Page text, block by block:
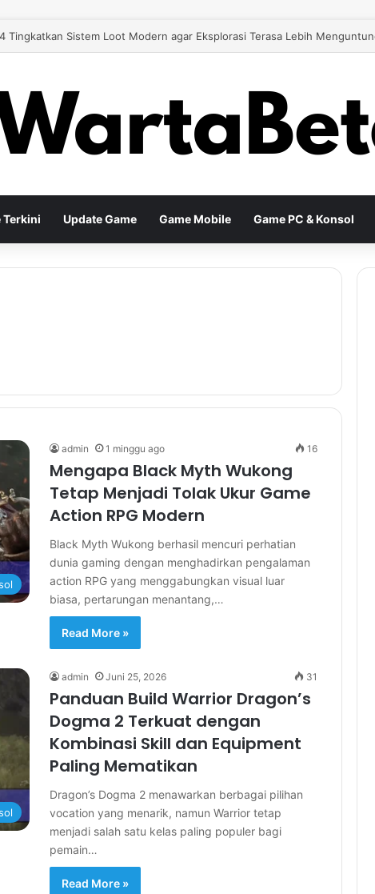
26 Tingkatkan Gameplay Modern untuk Pengalaman Sepak Bola yang
Terkini Update Game Game Mobile Game PC & Konsol
admin 1 minggu ago 16
Mengapa Black Myth Wukong
Tetap Menjadi Tolak Ukur Game
Action RPG Modern
Black Myth Wukong berhasil mencuri perhatian
dunia gaming dengan menghadirkan pengalaman
action RPG yang menggabungkan visual luar
biasa, pertarungan menantang,…
Read More »
admin Juni 25, 2026 31
Panduan Build Warrior Dragon’s
Dogma 2 Terkuat dengan
Kombinasi Skill dan Equipment
Paling Mematikan
Dragon’s Dogma 2 menawarkan berbagai pilihan
vocation yang menarik, namun Warrior tetap
menjadi salah satu kelas paling populer bagi
pemain…
Read More »